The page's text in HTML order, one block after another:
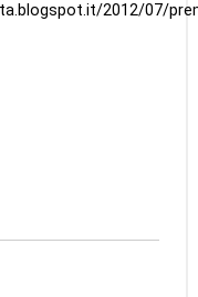
2012/07/